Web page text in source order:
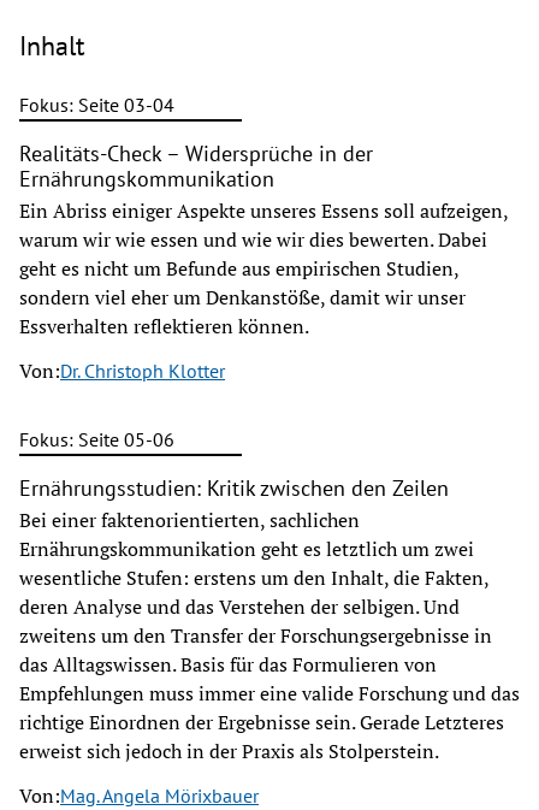
Inhalt
Fokus: Seite 03-04
Realitäts-Check – Widersprüche in der
Ernährungskommunikation
Ein Abriss einiger Aspekte unseres Essens soll aufzeigen,
warum wir wie essen und wie wir dies bewerten. Dabei
geht es nicht um Befunde aus empirischen Studien,
sondern viel eher um Denkanstöße, damit wir unser
Essverhalten reflektieren können.
Von:Dr. Christoph Klotter
Fokus: Seite 05-06
Ernährungsstudien: Kritik zwischen den Zeilen
Bei einer faktenorientierten, sachlichen
Ernährungskommunikation geht es letztlich um zwei
wesentliche Stufen: erstens um den Inhalt, die Fakten,
deren Analyse und das Verstehen der selbigen. Und
zweitens um den Transfer der Forschungsergebnisse in
das Alltagswissen. Basis für das Formulieren von
Empfehlungen muss immer eine valide Forschung und das
richtige Einordnen der Ergebnisse sein. Gerade Letzteres
erweist sich jedoch in der Praxis als Stolperstein.
Von:Mag. Angela Mörixbauer